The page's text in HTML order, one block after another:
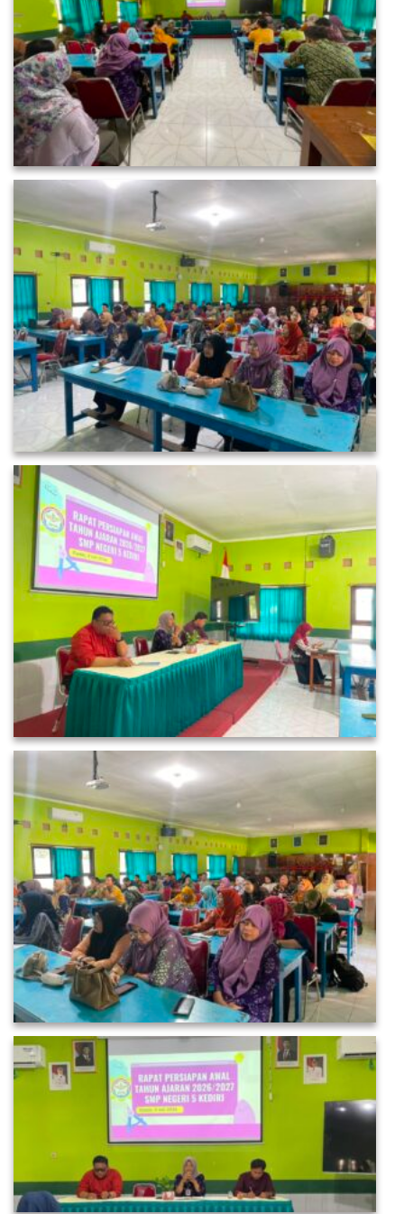
SURVEY TINGKAT KEPUASAN
LAYANAN INFORMASI & ASPIRASI SISWA
SISTEM INFORMASI KEUANGAN